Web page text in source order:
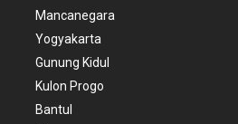
Mancanegara
Yogyakarta
Gunung Kidul
Kulon Progo
Bantul